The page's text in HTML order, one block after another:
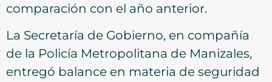
comparación con el año anterior.
La Secretaría de Gobierno, en compañía
de la Policía Metropolitana de Manizales,
entregó balance en materia de seguridad